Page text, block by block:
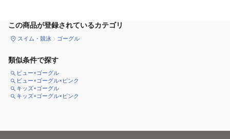
この商品が登録されているカテゴリ
スイム・競泳 ゴーグル
類似条件で探す
ビュー×ゴーグル
ビュー×ゴーグル×ピンク
キッズ×ゴーグル
キッズ×ゴーグル×ピンク